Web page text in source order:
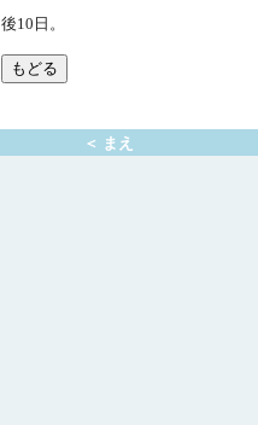
後10日。
＜ まえ